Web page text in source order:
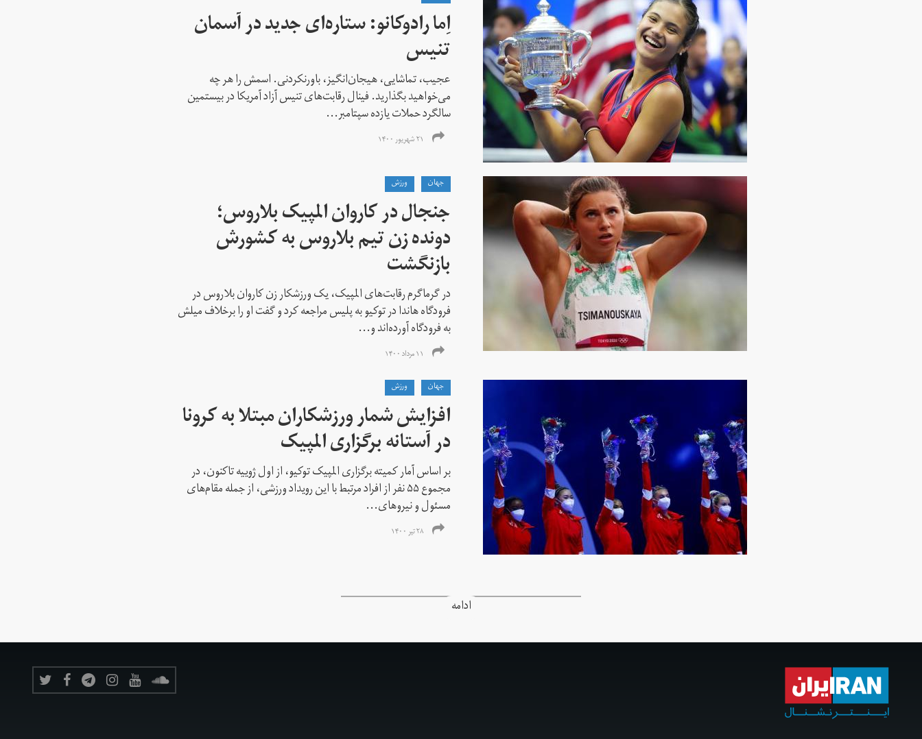
اِما رادوکانو: ستاره‌ای جدید در آسمان
تنیس
عجیب، تماشایی، هیجان‌انگیز، باورنکردنی. اسمش را هر چه
می‌خواهید بگذارید. فینال رقابت‌های تنیس آزاد آمریکا در بیستمین
سالگرد حملات یازده سپتامبر...
۲۱ شهریور ۱۴۰۰
جهان ورزش
جنجال در کاروان المپیک بلاروس؛
دونده زن تیم بلاروس به کشورش
بازنگشت
در گرماگرم رقابت‌های المپیک، یک ورزشکار زن کاروان بلاروس در
فرودگاه هاندا در توکیو به پلیس مراجعه کرد و گفت او را برخلاف میلش
به فرودگاه آورده‌اند و...
۱۱ مرداد ۱۴۰۰
جهان
ورزش
افزایش شمار ورزشکاران مبتلا به کرونا
در آستانه برگزاری المپیک
بر اساس آمار کمیته برگزاری المپیک توکیو، از اول ژوییه تاکنون، در
مجموع ۵۵ نفر از افراد مرتبط با این رویداد ورزشی، از جمله مقام‌های
مسئول و نیروهای...
۲۸ تیر ۱۴۰۰
ادامه